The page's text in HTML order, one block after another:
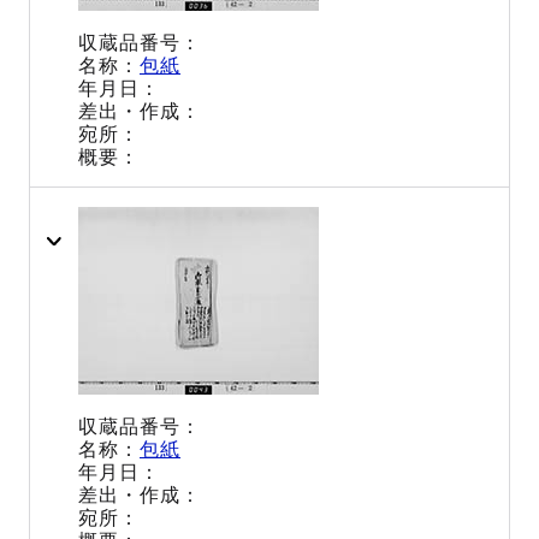
包紙
包紙